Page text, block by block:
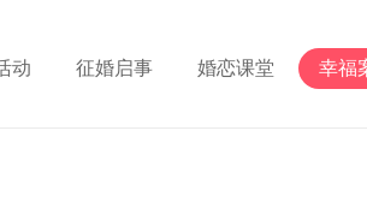
动 征婚启事 婚恋课堂 幸福